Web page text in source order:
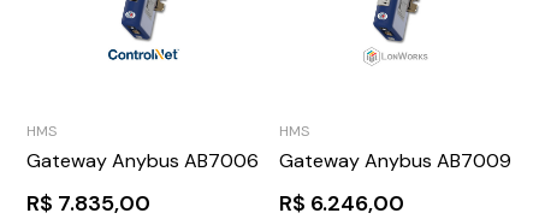
HMS
Gateway Anybus AB7006
R$ 7.835,00
HMS
Gateway Anybus AB7009
R$ 6.246,00